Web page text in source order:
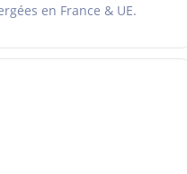
en France & UE.